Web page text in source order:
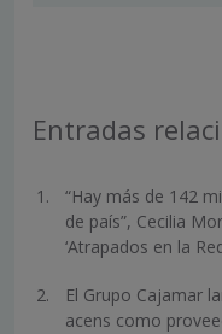
Entradas
“Hay más de 142
de país”, Cecilia
‘Atrapados en la
El Grupo Cajamar
acens como